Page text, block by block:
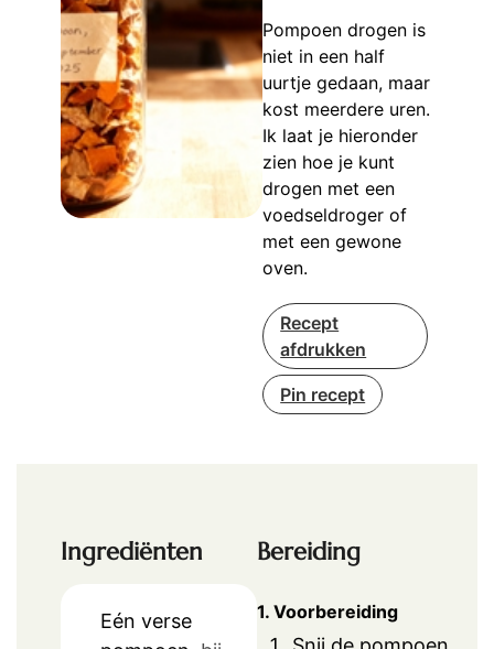
Pompoen drogen is
niet in een half
uurtje gedaan, maar
kost meerdere uren.
Ik laat je hieronder
zien hoe je kunt
drogen met een
voedseldroger of
met een gewone
oven.
Recept
afdrukken
Pin recept
Ingrediënten
Eén verse
Bereiding
1. Voorbereiding